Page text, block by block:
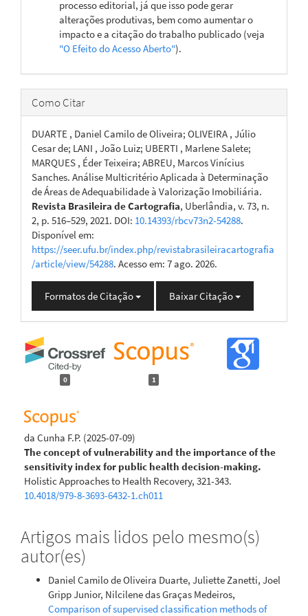
processo editorial, já que isso pode gerar
alterações produtivas, bem como aumentar o
impacto e a citação do trabalho publicado (veja
"O Efeito do Acesso Aberto").
Como Citar
DUARTE , Daniel Camilo de Oliveira; OLIVEIRA , Júlio
Cesar de; LANI , João Luiz; UBERTI , Marlene Salete;
MARQUES , Éder Teixeira; ABREU, Marcos Vinícius
Sanches. Análise Multicritério Aplicada à Determinação
de Áreas de Adequabilidade à Valorização Imobiliária.
Revista Brasileira de Cartografia, Uberlândia, v. 73, n.
2, p. 516–529, 2021. DOI: 10.14393/rbcv73n2-54288.
Disponível em:
https://seer.ufu.br/index.php/revistabrasileiracartografia
/article/view/54288. Acesso em: 7 ago. 2026.
Formatos de Citação Baixar Citação
0 1
da Cunha F.P. (2025-07-09)
The concept of vulnerability and the importance of the
sensitivity index for public health decision-making.
Holistic Approaches to Health Recovery, 321-343.
10.4018/979-8-3693-6432-1.ch011
Artigos mais lidos pelo mesmo(s)
autor(es)
Daniel Camilo de Oliveira Duarte, Juliette Zanetti, Joel
Gripp Junior, Nilcilene das Graças Medeiros,
Comparison of supervised classification methods of